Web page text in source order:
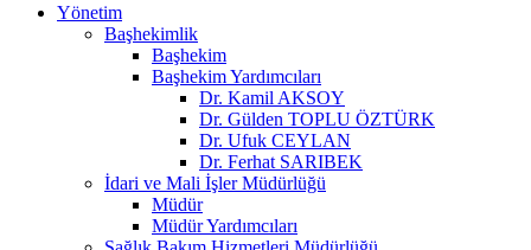
Yönetim
Başhekimlik
Başhekim
Başhekim Yardımcıları
Dr. Kamil AKSOY
Dr. Gülden TOPLU ÖZTÜRK
Dr. Ufuk CEYLAN
Dr. Ferhat SARIBEK
İdari ve Mali İşler Müdürlüğü
Müdür
Müdür Yardımcıları